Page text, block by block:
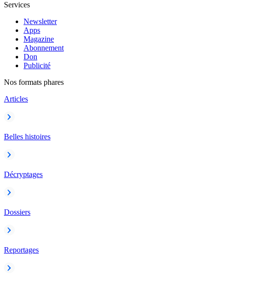
Services
Newsletter
Apps
Magazine
Abonnement
Don
Publicité
Nos formats phares
Articles
Belles histoires
Décryptages
Dossiers
Reportages